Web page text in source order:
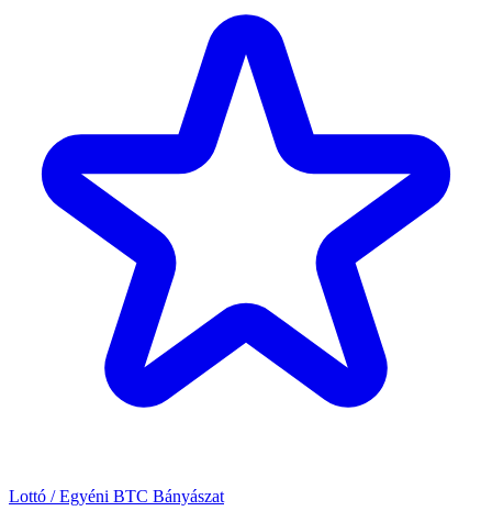
Lottó / Egyéni BTC Bányászat